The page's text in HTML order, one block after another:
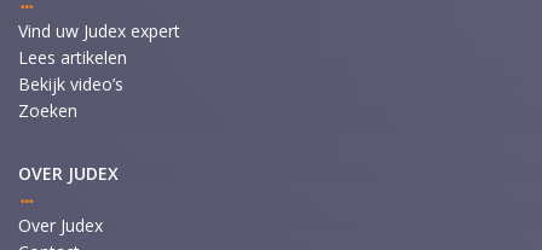
Vind uw Judex expert
Lees artikelen
Bekijk video’s
Zoeken
OVER JUDEX
Over Judex